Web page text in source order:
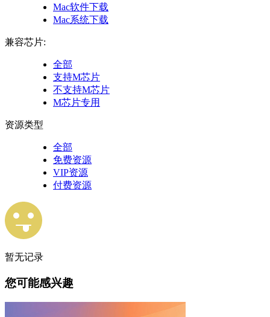
Mac软件下载
Mac系统下载
兼容芯片:
全部
支持M芯片
不支持M芯片
M芯片专用
资源类型
全部
免费资源
VIP资源
付费资源
暂无记录
您可能感兴趣